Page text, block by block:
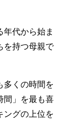
年代から始ま
を持つ母親で
多くの時間を
間」を最も喜
ングの上位を